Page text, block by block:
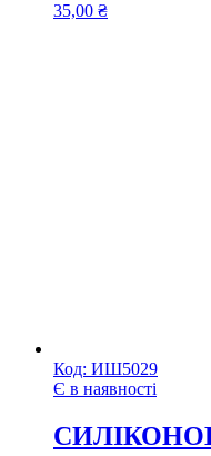
35,00 ₴
Код: ИШ5029
Є в наявності